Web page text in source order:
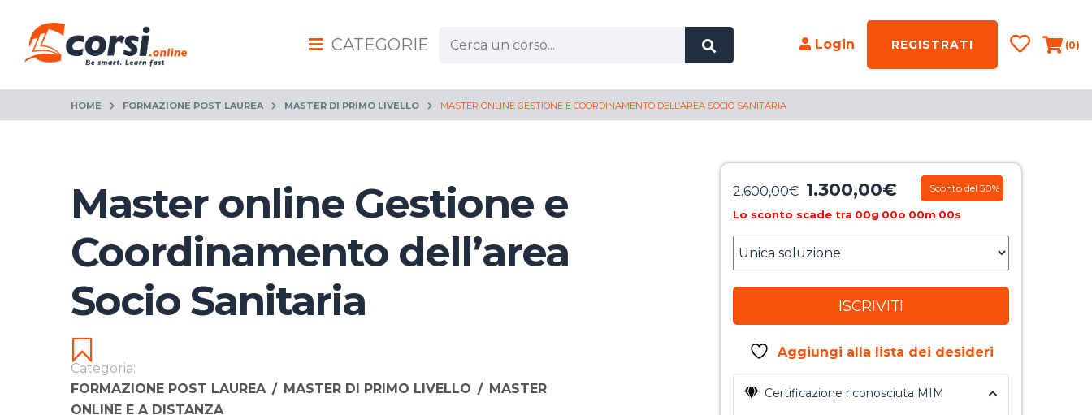
CATEGORIE Login REGISTRATI (0)
HOME FORMAZIONE POST LAUREA MASTER DI PRIMO LIVELLO MASTER ONLINE GESTIONE E COORDINAMENTO DELL’AREA SOCIO SANITARIA
Master online Gestione e
Coordinamento dell’area
Socio Sanitaria
Categoria:
FORMAZIONE POST LAUREA / MASTER DI PRIMO LIVELLO / MASTER
ONLINE E A DISTANZA
2.600,00€ Il
prezzo
2.600,00€.
1.300,00€Il
prezzo
Sconto del 50%
Lo sconto scade tra 00g 00o 00m 00s
ISCRIVITI
Aggiungi alla lista dei desideri
Certificazione riconosciuta MIM